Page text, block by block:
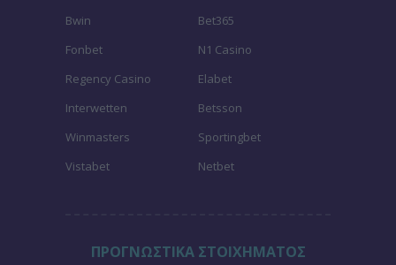
Bwin
Bet365
Fonbet
N1 Casino
Regency Casino
Elabet
Interwetten
Betsson
Winmasters
Sportingbet
Vistabet
Netbet
ΠΡΟΓΝΩΣΤΙΚΑ ΣΤΟΙΧΗΜΑΤΟΣ